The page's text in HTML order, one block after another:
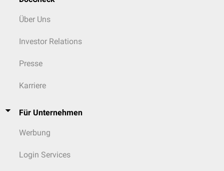
Über Uns
Investor Relations
Presse
Karriere
Für Unternehmen
Werbung
Login Services